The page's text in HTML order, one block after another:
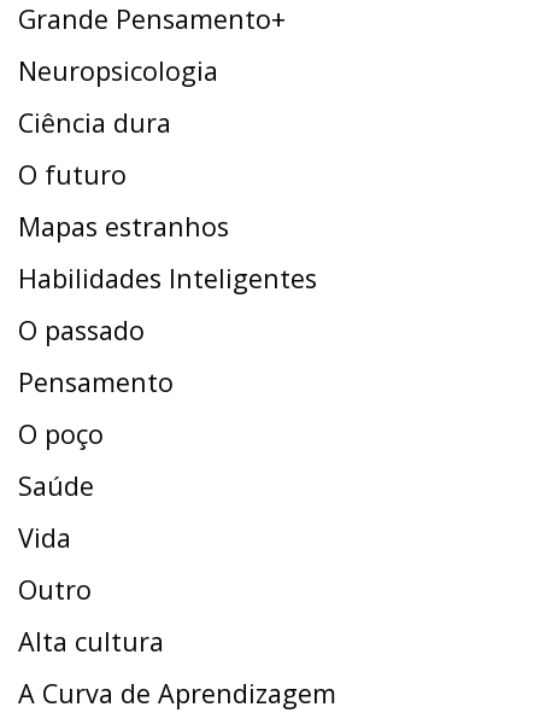
Grande Pensamento+
Neuropsicologia
Ciência dura
O futuro
Mapas estranhos
Habilidades Inteligentes
O passado
Pensamento
O poço
Saúde
Vida
Outro
Alta cultura
A Curva de Aprendizagem